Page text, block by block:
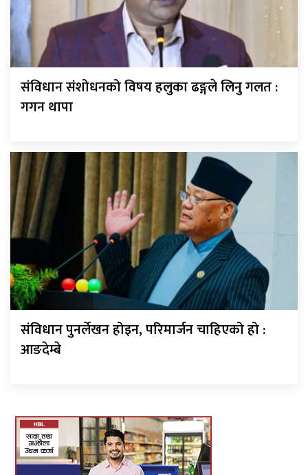
संविधान संशोधनको विषय हलुका ढङ्गले लिनु गलत :
गगन थापा
संविधान पुनर्लेखन होइन, परिमार्जन चाहिएको हो :
आङदेम्बे